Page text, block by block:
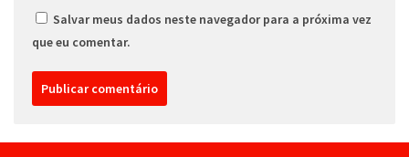
Salvar meus dados neste navegador para a próxima vez
que eu comentar.